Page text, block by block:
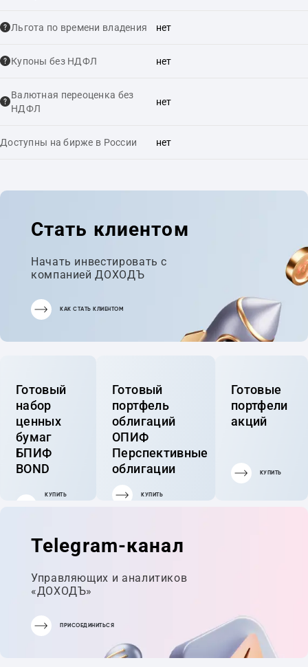
Льгота по времени владения нет
Купоны без НДФЛ нет
Валютная переоценка без
НДФЛ
нет
Доступны на бирже в России нет
Стать клиентом
Начать инвестировать с
компанией ДОХОДЪ
КАК СТАТЬ КЛИЕНТОМ
Готовый
набор
ценных
бумаг
БПИФ
BOND
КУПИТЬ
Готовый
портфель
облигаций
ОПИФ
Перспективные
облигации
КУПИТЬ
Готовые
портфели
акций
КУПИТЬ
Telegram-канал
Управляющих и аналитиков
«ДОХОДЪ»
ПРИСОЕДИНИТЬСЯ